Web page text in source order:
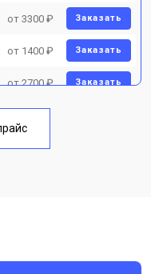
от 3300 ₽ Заказать
от 1400 ₽ Заказать
от 2700 ₽ Заказать
от 1750 ₽